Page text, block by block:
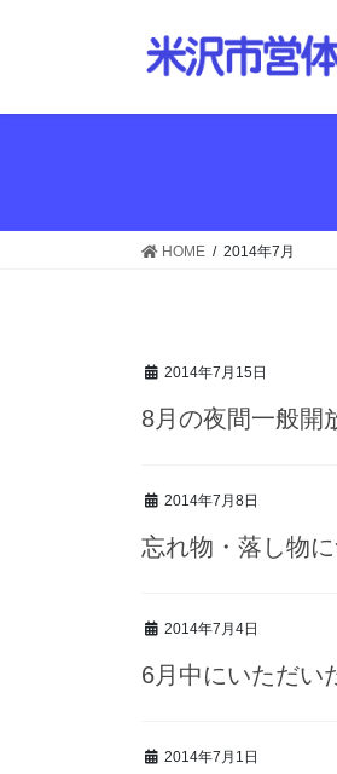
HOME 2014年7月
2014年7月15日
8月の夜間一般開
2014年7月8日
忘れ物・落し物
2014年7月4日
6月中にいただい
2014年7月1日